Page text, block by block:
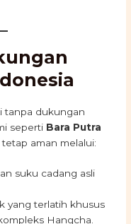
tanpa dukungan
seperti Bara Putra
aman melalui:
suku cadang asli
yang terlatih khusus
Hangcha.